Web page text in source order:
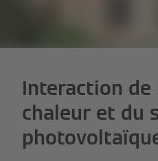
Interaction de
chaleur et du